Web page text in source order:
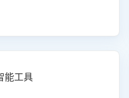
能工具